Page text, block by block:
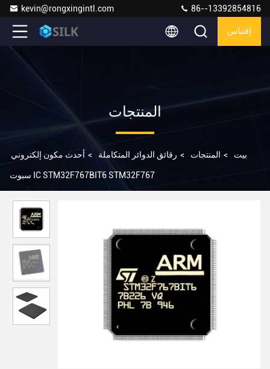
kevin@rongxingintl.com 86--13392854816
إقتباس
المنتجات
بيت > المنتجات > رقائق الدوائر المتكاملة > أحدث مكون إلكتروني
سبوت IC STM32F767BIT6 STM32F767